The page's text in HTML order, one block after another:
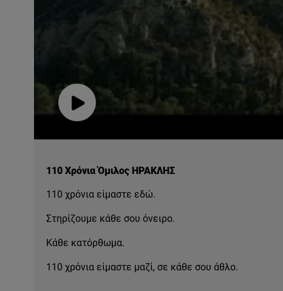
Play
Video
110 Χρόνια Όμιλος ΗΡΑΚΛΗΣ
110 χρόνια είμαστε εδώ.
Στηρίζουμε κάθε σου όνειρο.
Κάθε κατόρθωμα.
110 χρόνια είμαστε μαζί, σε κάθε σου άθλο.